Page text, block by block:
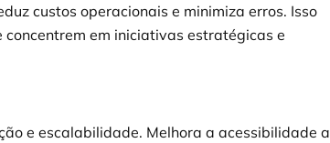
custos operacionais e minimiza erros. Isso
em iniciativas estratégicas e
e escalabilidade. Melhora a acessibilidade a